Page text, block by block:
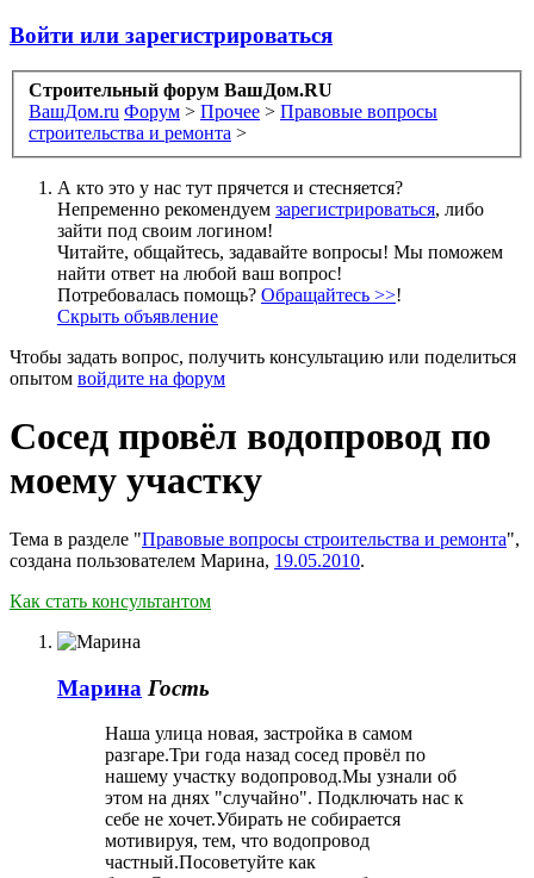
Войти или зарегистрироваться
Строительный форум ВашДом.RU
ВашДом.ru Форум > Прочее > Правовые вопросы
строительства и ремонта >
А кто это у нас тут прячется и стесняется?
Непременно рекомендуем зарегистрироваться, либо
зайти под своим логином!
Читайте, общайтесь, задавайте вопросы! Мы поможем
найти ответ на любой ваш вопрос!
Потребовалась помощь? Обращайтесь >>!
Скрыть объявление
Чтобы задать вопрос, получить консультацию или поделиться
опытом войдите на форум
Сосед провёл водопровод по
моему участку
Тема в разделе "Правовые вопросы строительства и ремонта",
создана пользователем Марина, 19.05.2010.
Как стать консультантом
Марина Гость
Наша улица новая, застройка в самом
разгаре.Три года назад сосед провёл по
нашему участку водопровод.Мы узнали об
этом на днях "случайно". Подключать нас к
себе не хочет.Убирать не собирается
мотивируя, тем, что водопровод
частный.Посоветуйте как